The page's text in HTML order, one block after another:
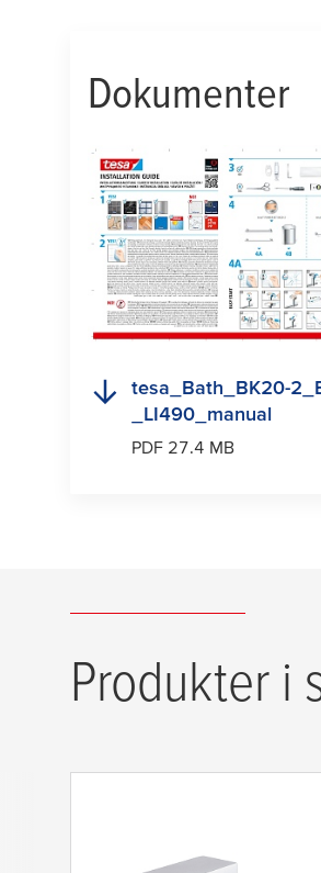
Dokumenter
tesa _Bath_BK20-
_LI490_manual
PDF 27.4 MB
Produkter i